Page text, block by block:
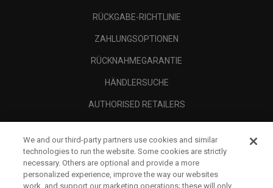
RÜCKGABE-RICHTLINIE
ZAHLUNGSOPTIONEN
RÜCKNAHMEGARANTIE
HÄNDLERSUCHE
AUTHORISED RETAILERS
UNTERNEHMENSPROFIL
RECHTLICHES-
We and our third-party partners use cookies and similar
technologies to run the website. Some cookies are strictly
necessary. Others are optional and provide a more
personalized experience, improve the way our websites
work, and support our marketing operations; these will only